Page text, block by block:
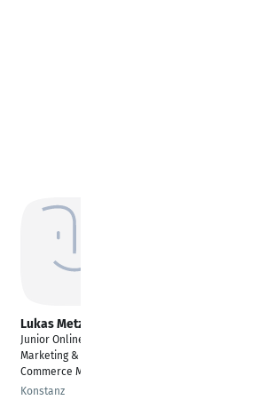
Lukas Metzger
Junior Online
Marketing & E-
Commerce Manager
Konstanz